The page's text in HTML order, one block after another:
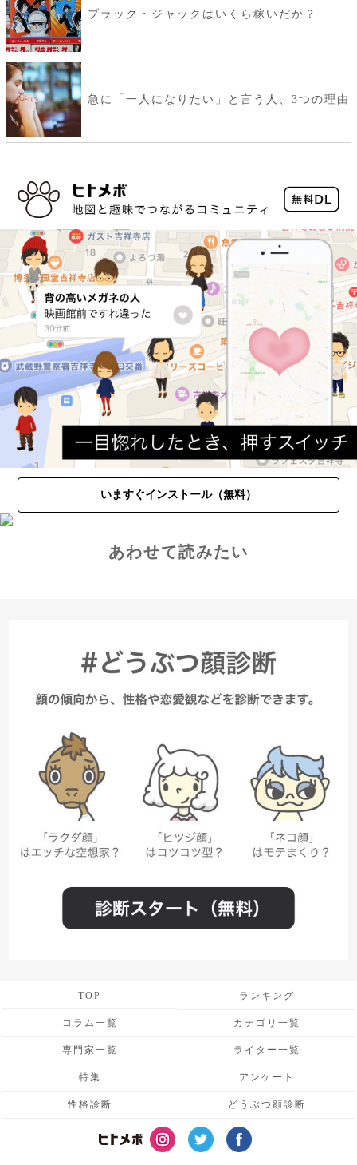
ブラック・ジャックはいくら稼いだか？
急に「一人になりたい」と言う人、3つの理由
いますぐインストール（無料）
あわせて読みたい
TOP ランキング
コラム一覧 カテゴリ一覧
専門家一覧 ライター一覧
特集 アンケート
性格診断 どうぶつ顔診断